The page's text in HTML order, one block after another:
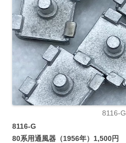
8116-G
8116-G
80系用通風器（1956年）1,500円